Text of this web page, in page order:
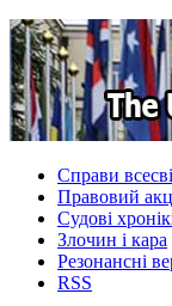
Справи
Правовий
Судові
Злочин і кара
Резонансні
RSS